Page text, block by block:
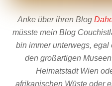
Anke über ihren Blog
müsste mein Blog
bin immer unterwegs, egal
den großartigen
Heimatstadt Wien
afrikanischen Wüste oder